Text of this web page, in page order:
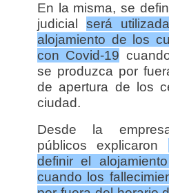
En la misma, se
judicial será
alojamiento de los
con Covid-19
se produzca por
de apertura de los
ciudad.
Desde la
públicos explicaron
definir el
cuando los